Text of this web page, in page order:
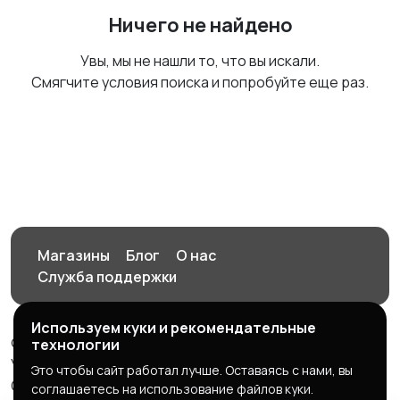
Ничего не найдено
Увы, мы не нашли то, что вы искали.
Смягчите условия поиска и попробуйте еще раз.
Магазины Блог
О нас
Служба поддержки
© 2026 Орен-АЙ - Авто | Недвижимость | Работа |
Услуги
Создал Карусов Е.С ООО "ЦПК" ИНН 5609203278 ОГРН
Используем куки и рекомендательные
технологии
Это чтобы сайт работал лучше. Оставаясь с нами, вы
соглашаетесь на использование файлов куки.